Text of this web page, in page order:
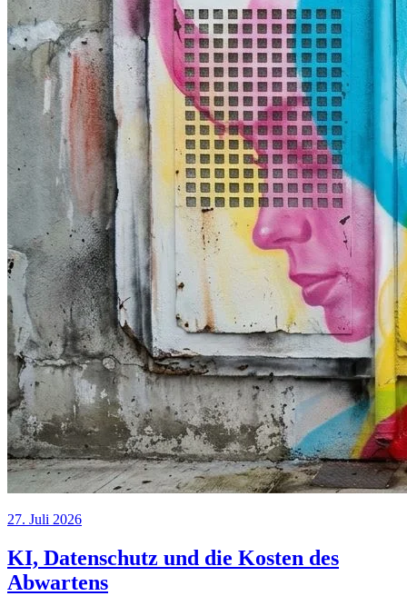
27. Juli 2026
KI, Datenschutz und die Kosten des
Abwartens